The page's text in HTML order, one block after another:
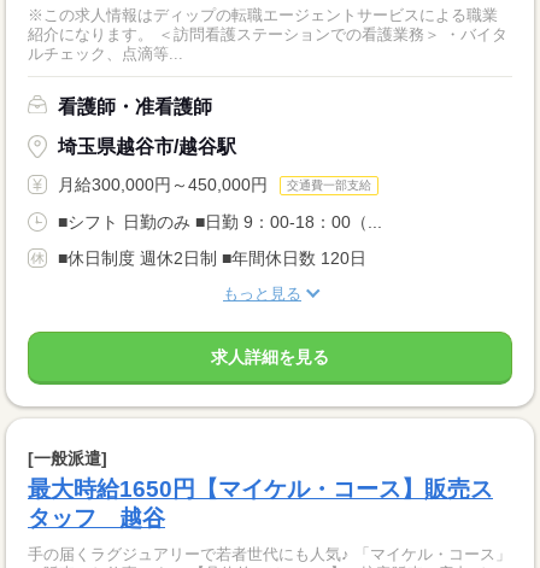
※この求人情報はディップの転職エージェントサービスによる職業
紹介になります。 ＜訪問看護ステーションでの看護業務＞ ・バイタ
ルチェック、点滴等...
看護師・准看護師
埼玉県越谷市/越谷駅
月給300,000円～450,000円 交通費一部支給
■シフト 日勤のみ ■日勤 9：00-18：00（...
■休日制度 週休2日制 ■年間休日数 120日
もっと見る
求人詳細を見る
[一般派遣]
最大時給1650円【マイケル・コース】販売ス
タッフ 越谷
手の届くラグジュアリーで若者世代にも人気♪ 「マイケル・コース」